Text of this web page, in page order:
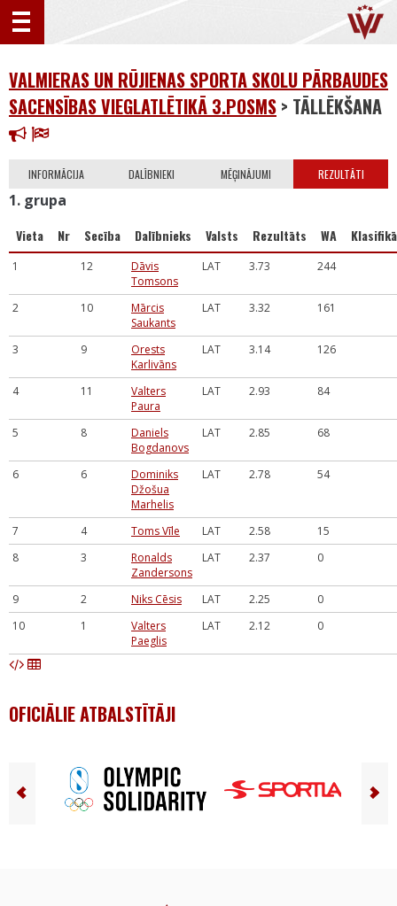
VALMIERAS UN RŪJIENAS SPORTA SKOLU PĀRBAUDES
SACENSĪBAS VIEGLATLĒTIKĀ 3.POSMS > TĀLLĒKŠANA
INFORMĀCIJA DALĪBNIEKI MĒĢINĀJUMI REZULTĀTI
1. grupa
Vieta Nr Secība Dalībnieks Valsts Rezultāts WA
1 12
Dāvis
Tomsons
LAT 3.73 244
2 10
Mārcis
Saukants
LAT 3.32 161
3 9
Orests
Karlivāns
LAT 3.14 126
4 11
Valters
Paura
LAT 2.93 84
5 8
Daniels
Bogdanovs
LAT 2.85 68
6 6
Dominiks
Džošua
Marhelis
LAT 2.78 54
7 4 Toms Vīle LAT 2.58
15
8
3
Ronalds
Zandersons
LAT 2.37 0
9 2 Niks Cēsis LAT 2.25
0
10
1
Valters
Paeglis
LAT 2.12 0
OFICIĀLIE ATBALSTĪTĀJI